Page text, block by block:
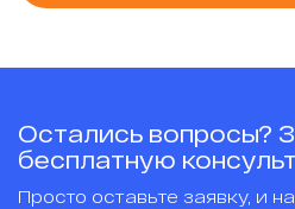
Остались вопросы?
бесплатную
Просто оставьте заявку, и